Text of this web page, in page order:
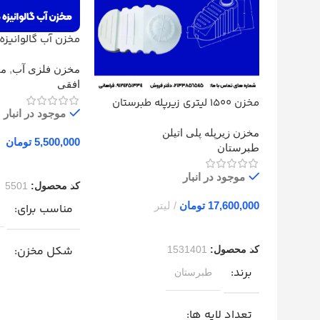
مخزن 1500 لیتری زیرپله طبرستان
مخزن زیرپله پلی اتیلن
طبرستان
موجود در انبار
تومان
کد محصول: 1531401
برند طبرستان
تعداد لایه ها
مخزن آب
مخزن فلزی آب,
افقی
موجود در انبار
تومان
کد محصول: 5501
مناسب برای
شکل مخزن